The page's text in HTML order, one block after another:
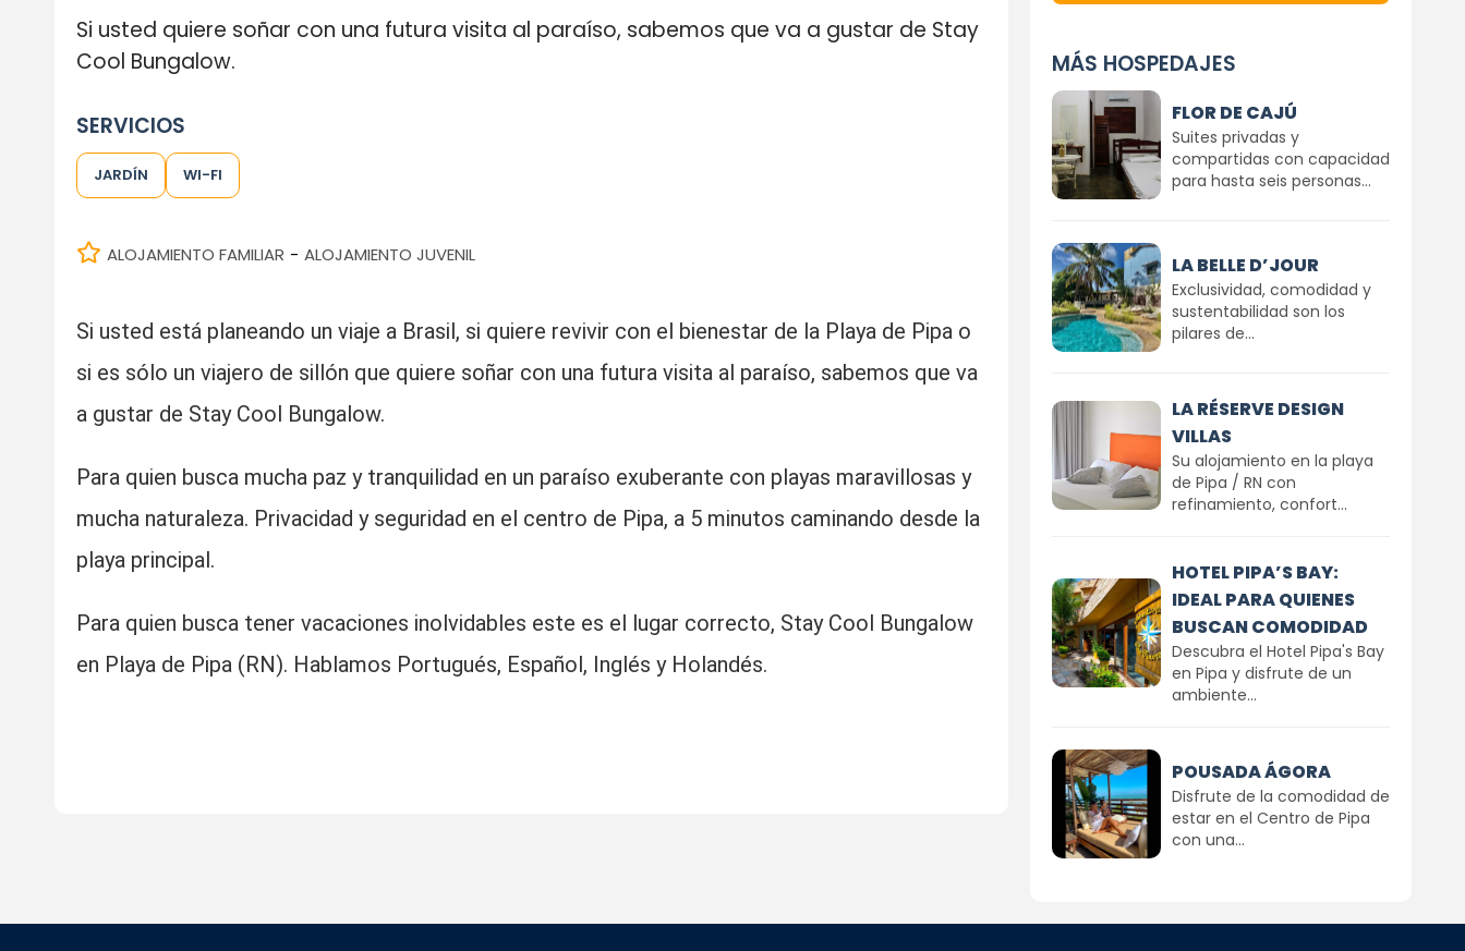
Si usted quiere soñar con una futura visita al paraíso, sabemos que va a gustar de Stay
Cool Bungalow.
SERVICIOS
JARDÍN WI-FI
ALOJAMIENTO FAMILIAR - ALOJAMIENTO JUVENIL
Si usted está planeando un viaje a Brasil, si quiere revivir con el bienestar de la Playa de Pipa o
si es sólo un viajero de sillón que quiere soñar con una futura visita al paraíso, sabemos que va
a gustar de Stay Cool Bungalow.
Para quien busca mucha paz y tranquilidad en un paraíso exuberante con playas maravillosas y
mucha naturaleza. Privacidad y seguridad en el centro de Pipa, a 5 minutos caminando desde la
playa principal.
Para quien busca tener vacaciones inolvidables este es el lugar correcto, Stay Cool Bungalow
en Playa de Pipa (RN). Hablamos Portugués, Español, Inglés y Holandés.
MÁS HOSPEDAJES
FLOR DE CAJÚ
Suites privadas y
compartidas con capacidad
para hasta seis personas...
LA BELLE D’JOUR
Exclusividad, comodidad y
sustentabilidad son los
pilares de...
LA RÉSERVE DESIGN
VILLAS
Su alojamiento en la playa
de Pipa / RN con
refinamiento, confort...
HOTEL PIPA’S BAY:
IDEAL PARA QUIENES
BUSCAN COMODIDAD
Descubra el Hotel Pipa's Bay
en Pipa y disfrute de un
ambiente...
POUSADA ÁGORA
Disfrute de la comodidad de
estar en el Centro de Pipa
con una...